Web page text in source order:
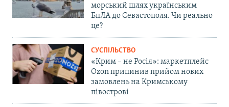
морський шлях українським
БпЛА до Севастополя. Чи реально
це?
СУСПІЛЬСТВО
«Крим – не Росія»: маркетплейс
Ozon припинив прийом нових
замовлень на Кримському
півострові